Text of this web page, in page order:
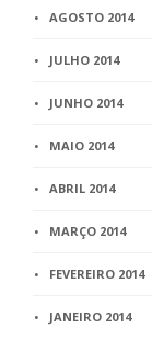
AGOSTO 2014
JULHO 2014
JUNHO 2014
MAIO 2014
ABRIL 2014
MARÇO 2014
FEVEREIRO 2014
JANEIRO 2014